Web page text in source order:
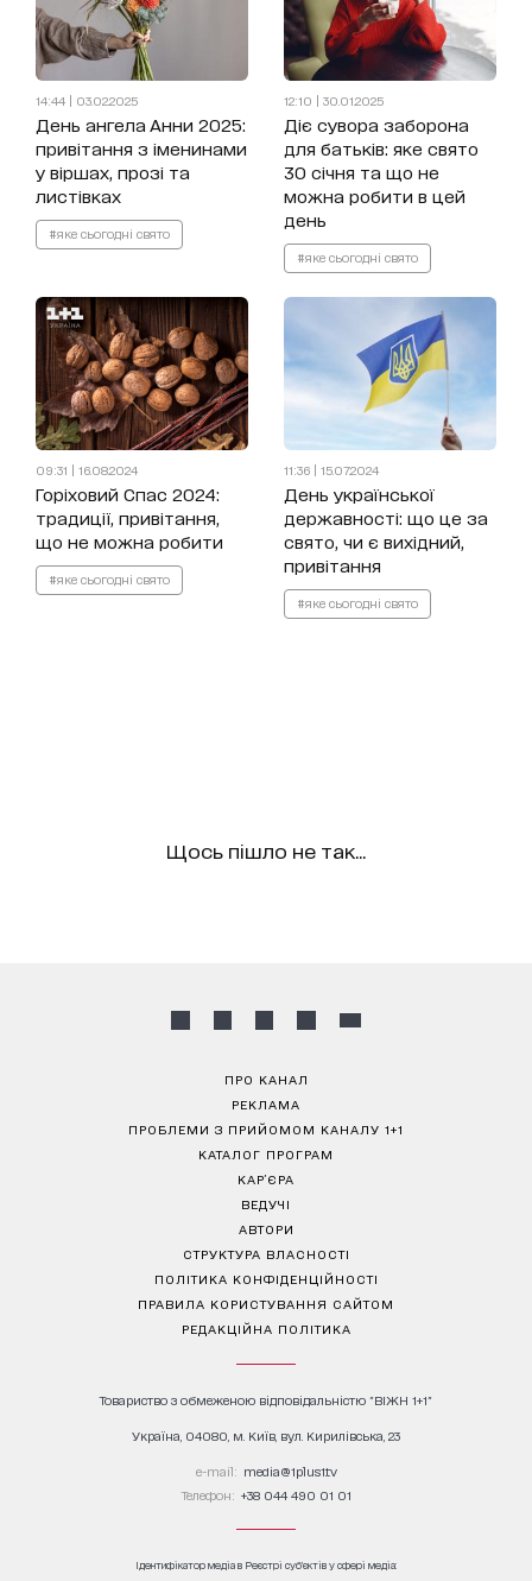
14:44 | 03.02.2025
День ангела Анни 2025:
привітання з іменинами
у віршах, прозі та
листівках
#яке сьогодні свято
12:10 | 30.01.2025
Діє сувора заборона
для батьків: яке свято
30 січня та що не
можна робити в цей
день
#яке сьогодні свято
09:31 | 16.08.2024
Горіховий Спас 2024:
традиції, привітання,
що не можна робити
#яке сьогодні свято
11:36 | 15.07.2024
День української
державності: що це за
свято, чи є вихідний,
привітання
#яке сьогодні свято
Щось пішло не так...
ПРО КАНАЛ
РЕКЛАМА
ПРОБЛЕМИ З ПРИЙОМОМ КАНАЛУ 1+1
КАТАЛОГ ПРОГРАМ
КАР’ЄРА
ВЕДУЧІ
АВТОРИ
СТРУКТУРА ВЛАСНОСТІ
ПОЛІТИКА КОНФІДЕНЦІЙНОСТІ
ПРАВИЛА КОРИСТУВАННЯ САЙТОМ
РЕДАКЦІЙНА ПОЛІТИКА
Товариство з обмеженою відповідальністю "ВІЖН 1+1"
Україна, 04080, м. Київ, вул. Кирилівська, 23
е-mail: media@1plus1.tv
Телефон: +38 044 490 01 01
Ідентифікатор медіа в Реєстрі суб’єктів у сфері медіа: